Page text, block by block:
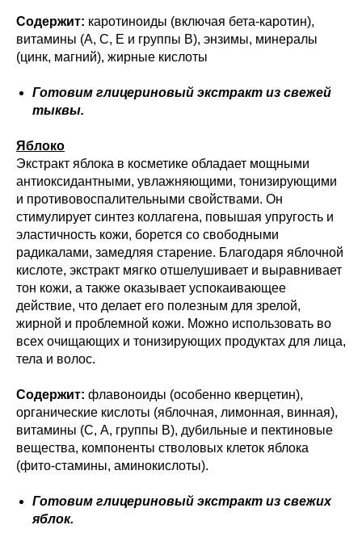
Содержит: каротиноиды (включая бета-каротин),
витамины (А, С, Е и группы В), энзимы, минералы
(цинк, магний), жирные кислоты
Готовим глицериновый экстракт из свежей
тыквы.
Яблоко
Экстракт яблока в косметике обладает мощными
антиоксидантными, увлажняющими, тонизирующими
и противовоспалительными свойствами. Он
стимулирует синтез коллагена, повышая упругость и
эластичность кожи, борется со свободными
радикалами, замедляя старение. Благодаря яблочной
кислоте, экстракт мягко отшелушивает и выравнивает
тон кожи, а также оказывает успокаивающее
действие, что делает его полезным для зрелой,
жирной и проблемной кожи. Можно использовать во
всех очищающих и тонизирующих продуктах для лица,
тела и волос.
Содержит: флавоноиды (особенно кверцетин),
органические кислоты (яблочная, лимонная, винная),
витамины (С, А, группы В), дубильные и пектиновые
вещества, компоненты стволовых клеток яблока
(фито-стамины, аминокислоты).
Готовим глицериновый экстракт из свежих
яблок.